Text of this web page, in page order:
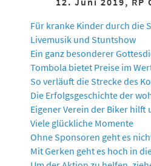
Für kranke Kinder durch die
Livemusik und Stuntshow
Ein ganz besonderer
Tombola bietet Preise im
So verläuft die Strecke des
Die Erfolgsgeschichte der
Eigener Verein der Biker
Viele glückliche Momente
Ohne Sponsoren geht es
Mit Gerken geht es hoch in